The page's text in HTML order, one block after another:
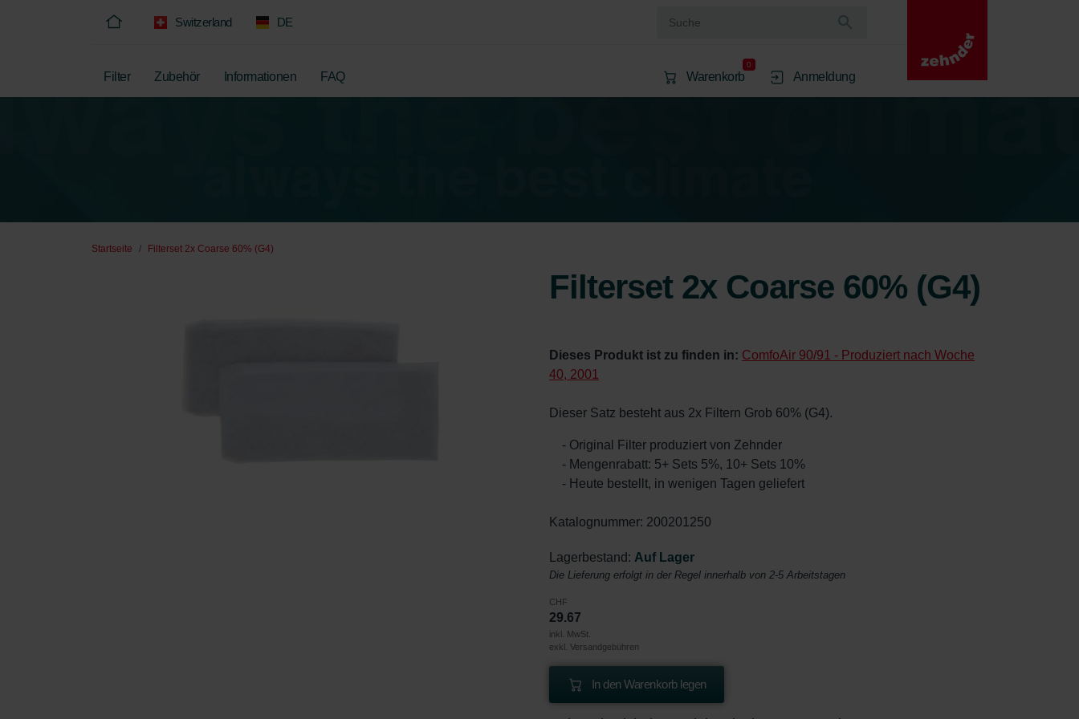
Switzerland DE
Filter Zubehör Informationen FAQ Warenkorb
0
Anmeldung
Startseite Filterset 2x Coarse 60% (G4)
Filterset 2x Coarse 60% (G4)
Dieses Produkt ist zu finden in: ComfoAir 90/91 - Produziert nach Woche
40, 2001
Dieser Satz besteht aus 2x Filtern Grob 60% (G4).
- Original Filter produziert von Zehnder
- Mengenrabatt: 5+ Sets 5%, 10+ Sets 10%
- Heute bestellt, in wenigen Tagen geliefert
Katalognummer: 200201250
Lagerbestand: Auf Lager
Die Lieferung erfolgt in der Regel innerhalb von 2-5 Arbeitstagen
CHF
29.67
inkl. MwSt.
exkl. Versandgebühren
In den Warenkorb legen